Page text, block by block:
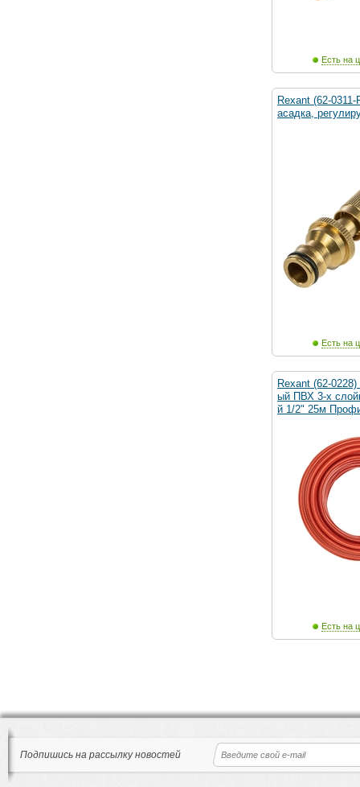
Есть на
Rexant (62-
асадка,
Есть на
Rexant (62-
ый ПВХ 3-х
й 1/2" 25м
Есть на
Подпишись на рассылку новостей